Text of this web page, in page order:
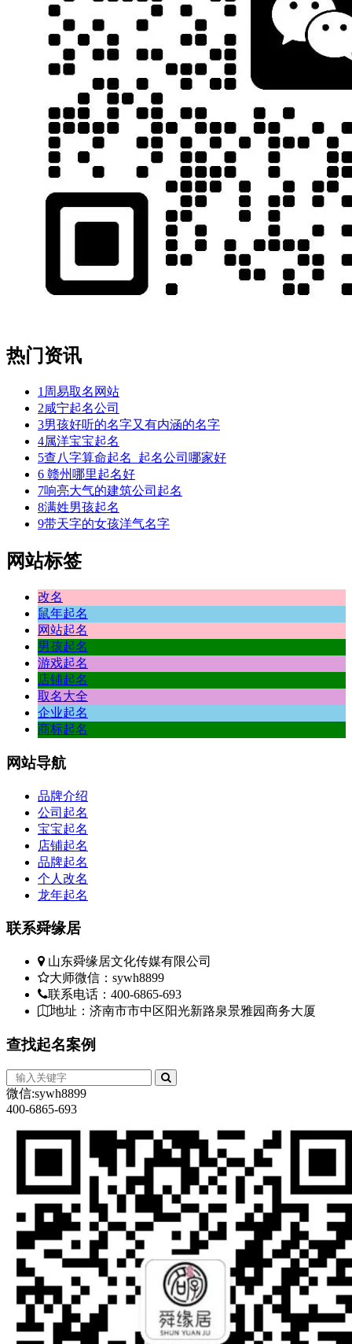
热门资讯
1 周易取名网站
2咸宁起名公司
3男孩好听的名字又有内涵的名字
4属洋宝宝起名
5查八字算命起名_起名公司哪家好
6 赣州哪里起名好
7响亮大气的建筑公司起名
8满姓男孩起名
9带天字的女孩洋气名字
网站标签
改名
鼠年起名
网站起名
男孩起名
游戏起名
店铺起名
取名大全
企业起名
商标起名
网站导航
品牌介绍
公司起名
宝宝起名
店铺起名
品牌起名
个人改名
龙年起名
联系舜缘居
山东舜缘居文化传媒有限公司
大师微信：sywh8899
联系电话：400-6865-693
地址：济南市市中区阳光新路泉景雅园商务大厦
查找起名案例
微信:sywh8899
400-6865-693